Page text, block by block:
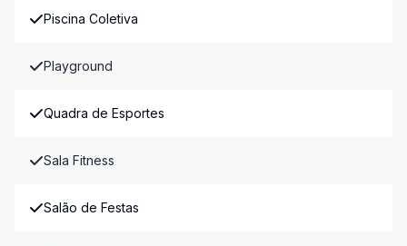
Piscina Coletiva
Playground
Quadra de Esportes
Sala Fitness
Salão de Festas